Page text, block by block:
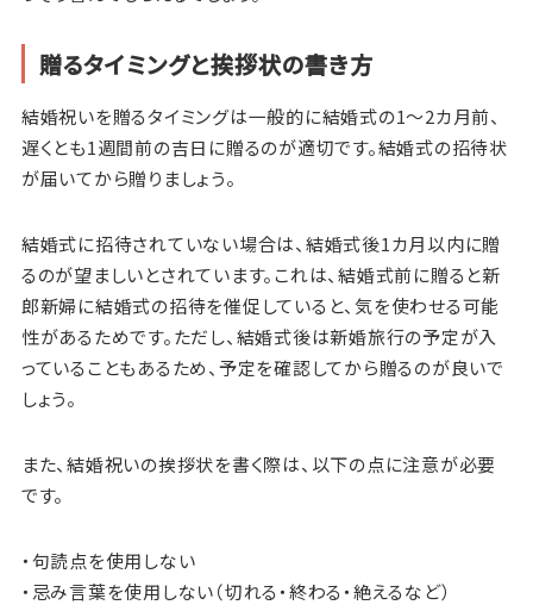
贈るタイミングと挨拶状の書き方
結婚祝いを贈るタイミングは一般的に結婚式の1～2カ月前、
遅くとも1週間前の吉日に贈るのが適切です。結婚式の招待状
が届いてから贈りましょう。
結婚式に招待されていない場合は、結婚式後1カ月以内に贈
るのが望ましいとされています。これは、結婚式前に贈ると新
郎新婦に結婚式の招待を催促していると、気を使わせる可能
性があるためです。ただし、結婚式後は新婚旅行の予定が入
っていることもあるため、予定を確認してから贈るのが良いで
しょう。
また、結婚祝いの挨拶状を書く際は、以下の点に注意が必要
です。
・句読点を使用しない
・忌み言葉を使用しない（切れる・終わる・絶えるなど）